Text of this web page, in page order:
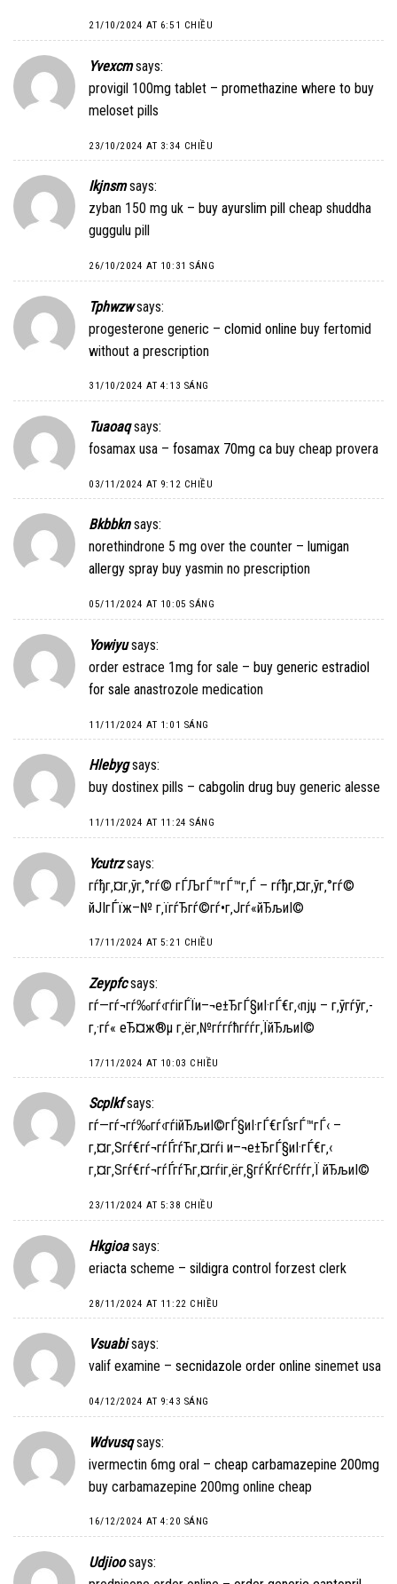
21/10/2024 AT 6:51 CHIỀU
Yvexcm says:
provigil 100mg tablet – promethazine where to buy
meloset pills
23/10/2024 AT 3:34 CHIỀU
Ikjnsm says:
zyban 150 mg uk – buy ayurslim pill cheap shuddha
guggulu pill
26/10/2024 AT 10:31 SÁNG
Tphwzw says:
progesterone generic – clomid online buy fertomid
without a prescription
31/10/2024 AT 4:13 SÁNG
Tuaoaq says:
fosamax usa – fosamax 70mg ca buy cheap provera
03/11/2024 AT 9:12 CHIỀU
Bkbbkn says:
norethindrone 5 mg over the counter – lumigan
allergy spray buy yasmin no prescription
05/11/2024 AT 10:05 SÁNG
Yowiyu says:
order estrace 1mg for sale – buy generic estradiol
for sale anastrozole medication
11/11/2024 AT 1:01 SÁNG
Hlebyg says:
buy dostinex pills – cabgolin drug buy generic alesse
11/11/2024 AT 11:24 SÁNG
Ycutrz says:
гѓђг‚¤г‚ўг‚°гѓ© гЃЉгЃ™гЃ™г‚Ѓ – гѓђг‚¤г‚ўг‚°гѓ©
йЈІгЃїж–№ г‚їгѓЂгѓ©гѓ•г‚Јгѓ«йЂљиІ©
17/11/2024 AT 5:21 CHIỀU
Zeypfc says:
гѓ—гѓ¬гѓ‰гѓ‹гѓігЃЇи–¬е±ЂгЃ§иІ·гЃ€г‚‹пјџ – г‚ўгѓўг‚­
г‚·гѓ« еЂ¤ж®µ г‚ёг‚№гѓ­гѓћгѓѓг‚ЇйЂљиІ©
17/11/2024 AT 10:03 CHIỀU
Scplkf says:
гѓ—гѓ¬гѓ‰гѓ‹гѓійЂљиІ©гЃ§иІ·гЃ€гЃѕгЃ™гЃ‹ –
г‚¤г‚Ѕгѓ€гѓ¬гѓЃгѓЋг‚¤гѓі и–¬е±ЂгЃ§иІ·гЃ€г‚‹
г‚¤г‚Ѕгѓ€гѓ¬гѓЃгѓЋг‚¤гѓіг‚ёг‚§гѓЌгѓЄгѓѓг‚Ї йЂљиІ©
23/11/2024 AT 5:38 CHIỀU
Hkgioa says:
eriacta scheme – sildigra control forzest clerk
28/11/2024 AT 11:22 CHIỀU
Vsuabi says:
valif examine – secnidazole order online sinemet usa
04/12/2024 AT 9:43 SÁNG
Wdvusq says:
ivermectin 6mg oral – cheap carbamazepine 200mg
buy carbamazepine 200mg online cheap
16/12/2024 AT 4:20 SÁNG
Udjioo says: